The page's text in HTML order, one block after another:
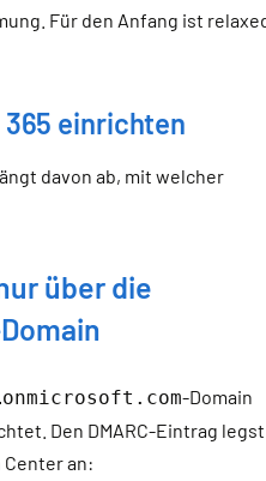
Für den Anfang ist
365 einrichten
davon ab, mit welcher
über die
-Domain
Den DMARC-Eintrag
an: